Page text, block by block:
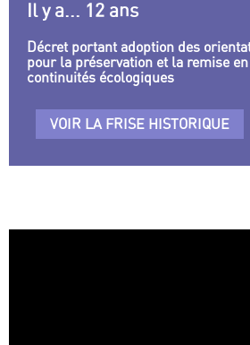
Il y a... 12 ans
Décret portant adoption des
pour la préservation et la remise
continuités écologiques
VOIR LA FRISE HISTORIQUE